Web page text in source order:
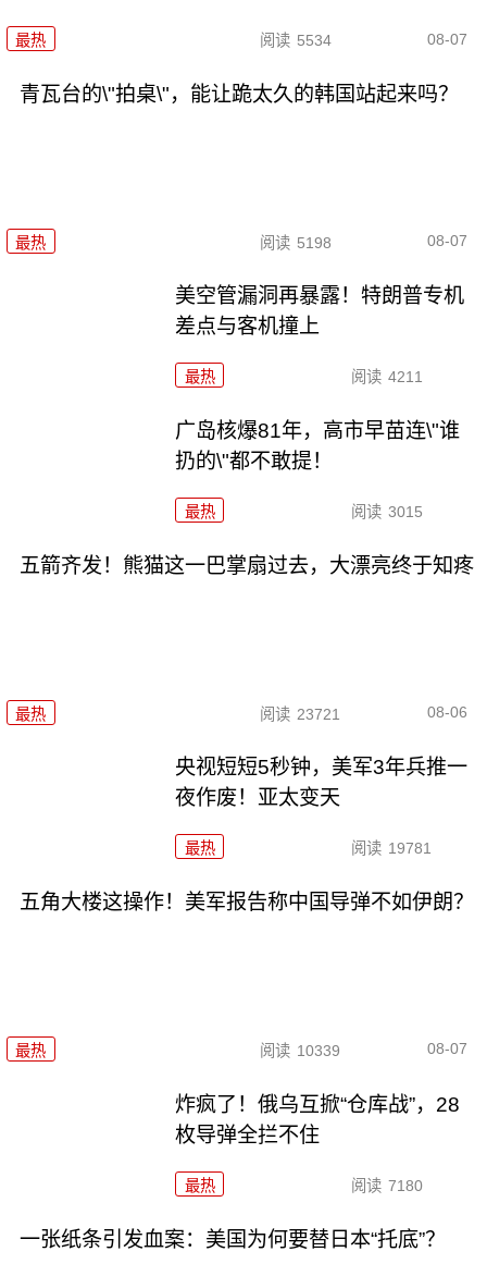
最热 阅读 5534 08-07
青瓦台的\"拍桌\"，能让跪太久的韩国站起来吗？
最热 阅读 5198 08-07
美空管漏洞再暴露！特朗普专机
差点与客机撞上
最热 阅读 4211
广岛核爆81年，高市早苗连\"谁
扔的\"都不敢提！
最热 阅读 3015
五箭齐发！熊猫这一巴掌扇过去，大漂亮终于知疼
最热 阅读 23721 08-06
央视短短5秒钟，美军3年兵推一
夜作废！亚太变天
最热 阅读 19781
五角大楼这操作！美军报告称中国导弹不如伊朗？
最热 阅读 10339 08-07
炸疯了！俄乌互掀“仓库战”，28
枚导弹全拦不住
最热 阅读 7180
一张纸条引发血案：美国为何要替日本“托底”？